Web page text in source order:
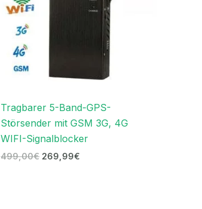
Tragbarer 5-Band-GPS-
Störsender mit GSM 3G, 4G
WIFI-Signalblocker
499,00€ 269,99€